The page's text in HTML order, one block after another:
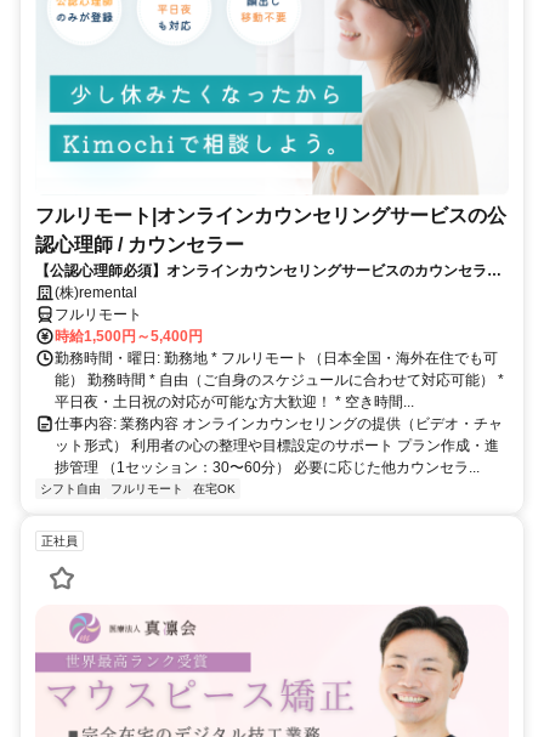
フルリモート|オンラインカウンセリングサービスの公
認心理師 / カウンセラー
【公認心理師必須】オンラインカウンセリングサービスのカウンセラー
募集｜30-50代女性活躍中
(株)remental
フルリモート
時給1,500円～5,400円
勤務時間・曜日: 勤務地 * フルリモート（日本全国・海外在住でも可
能） 勤務時間 * 自由（ご自身のスケジュールに合わせて対応可能） *
平日夜・土日祝の対応が可能な方大歓迎！ * 空き時間...
仕事内容: 業務内容 オンラインカウンセリングの提供（ビデオ・チャ
ット形式） 利用者の心の整理や目標設定のサポート プラン作成・進
捗管理 （1セッション：30〜60分） 必要に応じた他カウンセラ...
シフト自由 フルリモート 在宅OK
正社員